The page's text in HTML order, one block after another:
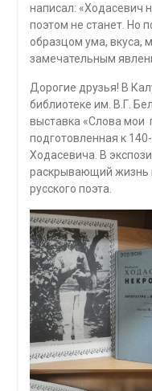
написал: «Ходасевич
поэтом не станет. Но
образцом ума, вкуса,
замечательным
Дорогие друзья! В
библиотеке им. В.Г.
выставка «Слова мои
подготовленная к
Ходасевича. В
раскрывающий жизнь
русского поэта.